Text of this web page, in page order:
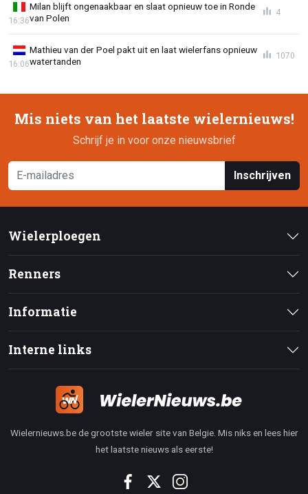
Milan blijft ongenaakbaar en slaat opnieuw toe in Ronde
van Polen
16:36
4
Mathieu van der Poel pakt uit en laat wielerfans opnieuw
watertanden
16:06
1070
Mis niets van het laatste wielernieuws!
Schrijf je in voor onze nieuwsbrief
Inschrijven
Wielerploegen
Renners
Informatie
Interne links
Wielernieuws.be de grootste wieler site van Belgie. Mis niks en lees hier
het laatste nieuws als eerste!